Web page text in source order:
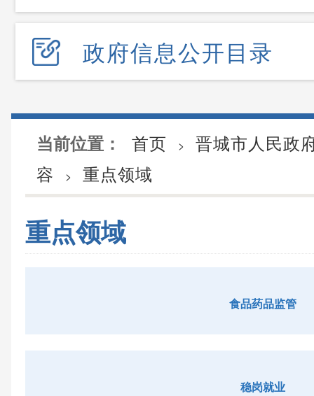
政府信息公开目录
当前位置： 首页 >
晋城市人民政
容
> 重点领域
重点领域
食品药品监管
稳岗就业